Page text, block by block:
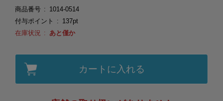
商品番号
1014-0514
付与ポイント
137pt
在庫状況
あと僅か
カートに入れる